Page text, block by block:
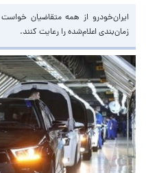
ایران‌خودرو از همه متقاضیان
زمان‌بندی اعلام‌شده را رعایت کنند.